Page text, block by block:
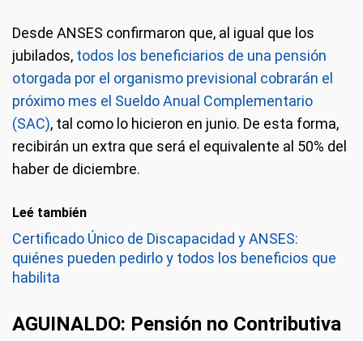
Desde ANSES confirmaron que, al igual que los
jubilados, todos los beneficiarios de una pensión
otorgada por el organismo previsional cobrarán el
próximo mes el Sueldo Anual Complementario
(SAC), tal como lo hicieron en junio. De esta forma,
recibirán un extra que será el equivalente al 50% del
haber de diciembre.
Leé también
Certificado Único de Discapacidad y ANSES:
quiénes pueden pedirlo y todos los beneficios que
habilita
AGUINALDO: Pensión no Contributiva